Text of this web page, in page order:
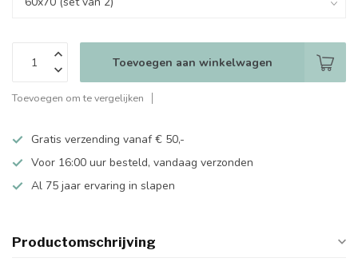
Toevoegen aan winkelwagen
Toevoegen om te vergelijken
Gratis verzending vanaf € 50,-
Voor 16:00 uur besteld, vandaag verzonden
Al 75 jaar ervaring in slapen
Productomschrijving